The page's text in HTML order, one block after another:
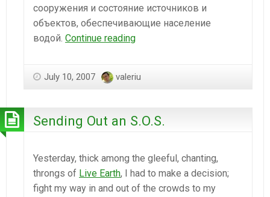
сооружения и состояние источников и
объектов, обеспечивающие население
водой. Continue readingРостехнадзор
свалки
July 10, 2007 valeriu
Sending Out an S.O.S.
Yesterday, thick among the gleeful, chanting,
throngs of Live Earth, I had to make a decision;
fight my way in and out of the crowds to my